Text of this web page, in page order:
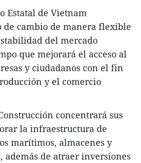
Estatal de Vietnam
de cambio de manera flexible
del mercado
que mejorará el acceso al
y ciudadanos con el fin
y el comercio
concentrará sus
la infraestructura de
marítimos, almacenes y
además de atraer inversiones